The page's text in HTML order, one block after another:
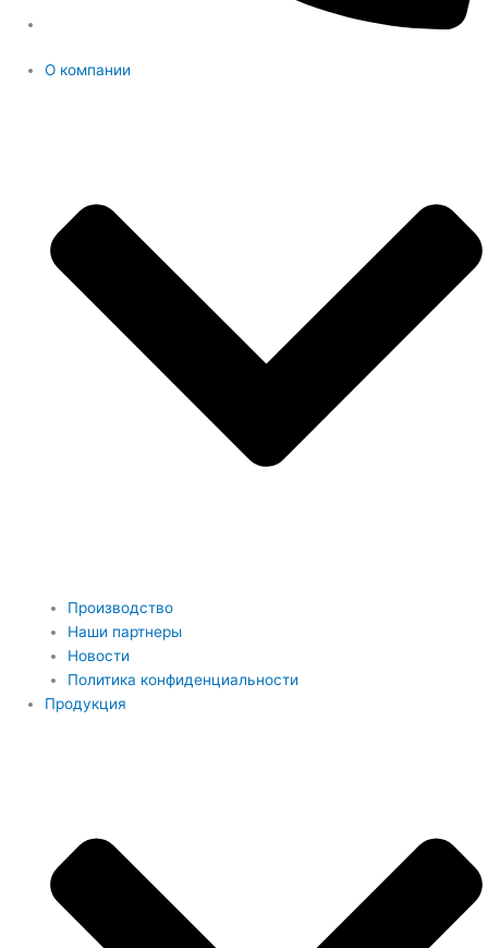
О компании
Производство
Наши партнеры
Новости
Политика конфиденциальности
Продукция